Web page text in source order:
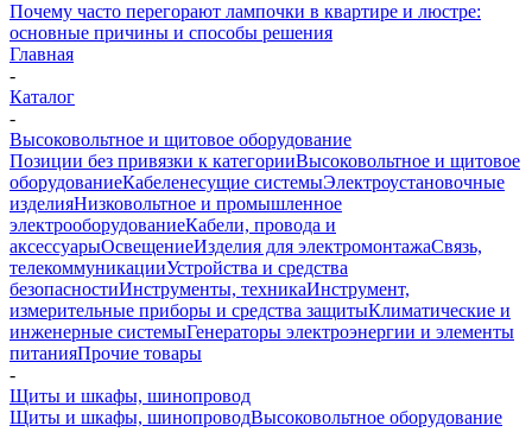
Почему часто перегорают лампочки в квартире и люстре:
основные причины и способы решения
Главная
-
Каталог
-
Высоковольтное и щитовое оборудование
Позиции без привязки к категорииВысоковольтное и щитовое
оборудованиеКабеленесущие системыЭлектроустановочные
изделияНизковольтное и промышленное
электрооборудованиеКабели, провода и
аксессуарыОсвещениеИзделия для электромонтажаСвязь,
телекоммуникацииУстройства и средства
безопасностиИнструменты, техникаИнструмент,
измерительные приборы и средства защитыКлиматические и
инженерные системыГенераторы электроэнергии и элементы
питанияПрочие товары
-
Щиты и шкафы, шинопровод
Щиты и шкафы, шинопроводВысоковольтное оборудование